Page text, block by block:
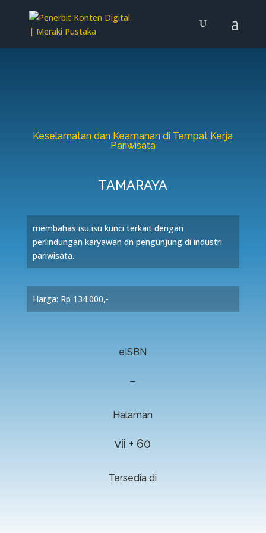
Keselamatan dan Keamanan di Tempat Kerja
Pariwisata
TAMARAYA
membahas isu isu kunci terkait dengan
perlindungan karyawan dn pengunjung di industri
pariwisata.
Harga: Rp 134.000,-
eISBN
–
Halaman
vii + 60
Tersedia di